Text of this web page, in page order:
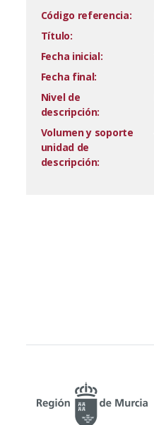
Código referencia:
Título:
Fecha inicial:
Fecha final:
Nivel de
descripción:
Volumen y soporte
unidad de
descripción: